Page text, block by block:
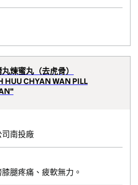
煉蜜丸（去虎骨）
HUU CHYAN WAN PILL
南投廠
腿疼痛、疲軟無力。